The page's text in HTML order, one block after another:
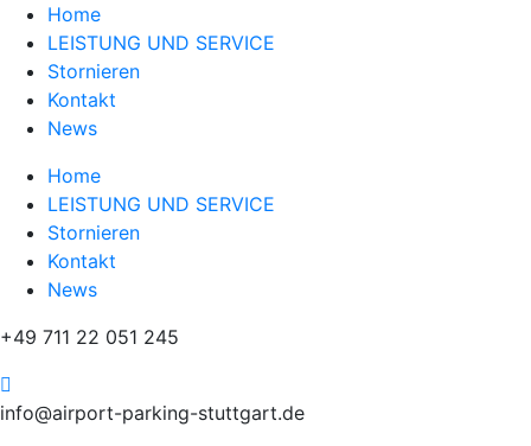
Home
LEISTUNG UND SERVICE
Stornieren
Kontakt
News
Home
LEISTUNG UND SERVICE
Stornieren
Kontakt
News
+49 711 22 051 245
info@airport-parking-stuttgart.de